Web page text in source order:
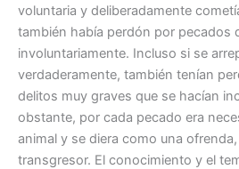
voluntaria y deliberadamente
también había perdón por pecados
involuntariamente. Incluso si se
verdaderamente, también tenían
delitos muy graves que se hacían
obstante, por cada pecado era
animal y se diera como una
transgresor. El conocimiento y el